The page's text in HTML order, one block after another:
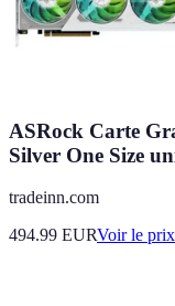
ASRock Carte
Silver One Size
tradeinn.com
494.99 EURVoir le prix